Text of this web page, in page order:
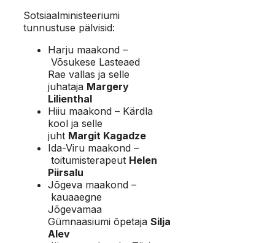
Sotsiaalministeeriumi
tunnustuse pälvisid:
Harju maakond –
Võsukese Lasteaed
Rae vallas ja selle
juhataja Margery
Lilienthal
Hiiu maakond – Kärdla
kool ja selle
juht Margit Kagadze
Ida-Viru maakond –
toitumisterapeut Helen
Piirsalu
Jõgeva maakond –
kauaaegne
Jõgevamaa
Gümnaasiumi õpetaja Silja
Alev